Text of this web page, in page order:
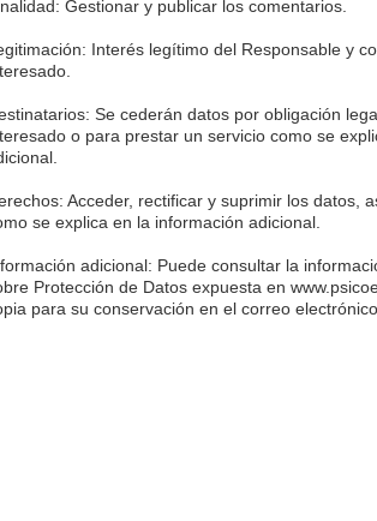
Gestionar y publicar los comentarios.
Interés legítimo del Responsable y
Se cederán datos por obligación
o para prestar un servicio como se
Acceder, rectificar y suprimir los datos,
se explica en la información adicional.
adicional: Puede consultar la
Protección de Datos expuesta en
para su conservación en el correo